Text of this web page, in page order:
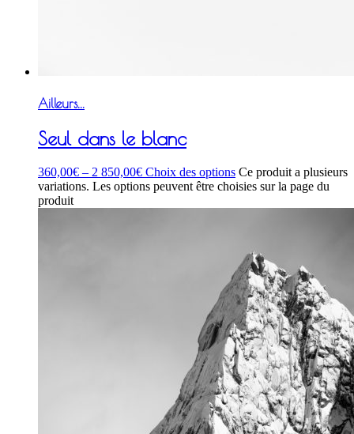
Ailleurs...
Seul dans le blanc
360,00€ – 2 850,00€ Choix des options Ce produit a plusieurs
variations. Les options peuvent être choisies sur la page du
produit